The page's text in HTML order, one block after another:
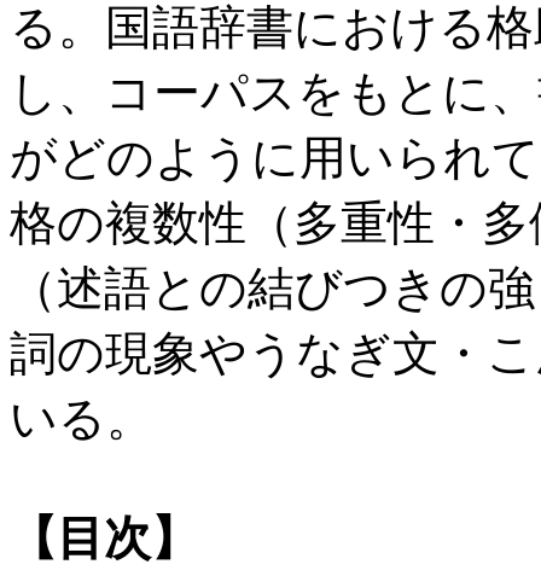
る。国語辞書における
し、コーパスをもとに
がどのように用いられ
格の複数性（多重性・
（述語との結びつきの
詞の現象やうなぎ文・
いる。
【目次】